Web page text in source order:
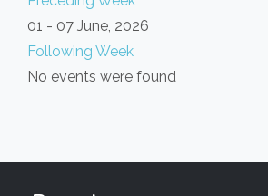
Preceding Week
01 - 07 June, 2026
Following Week
No events were found